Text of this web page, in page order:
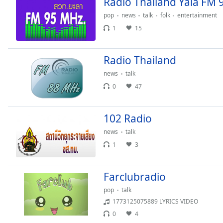
Chapters
Descriptions
descriptions
selected
settings,
opens
subtitles
settings
dialog
subtitles
off,
selected
pop news talk folk
entertainment
1
15
Radio Thailand
news
talk
0
47
102 Radio
news
talk
1
3
Farclubradio
pop
talk
1773125075889 LYRICS VIDEO
0
4